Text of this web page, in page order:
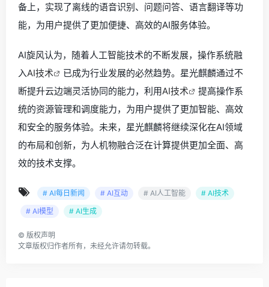
备上，实现了离线的语音识别、问题问答、语言翻译等功
能，为用户提供了更加便捷、高效的AI服务体验。
AI旋风认为，随着人工智能技术的不断发展，操作系统融
入AI技术
已成为行业发展的必然趋势。星光麒麟通过不
断提升云边端灵活协同的能力，利用AI技术
提高操作系
统的资源管理和调度能力，为用户提供了更加智能、高效
和安全的服务体验。未来，星光麒麟将继续深化在AI领域
的布局和创新，为人机物融合泛在计算提供更加全面、高
效的技术支撑。
# AI每日新闻 # AI互动 # AI人工智能
# AI技术
# AI模型
# AI生成
© 版权声明
文章版权归作者所有，未经允许请勿转载。